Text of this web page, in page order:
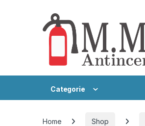
Categorie
Home Shop